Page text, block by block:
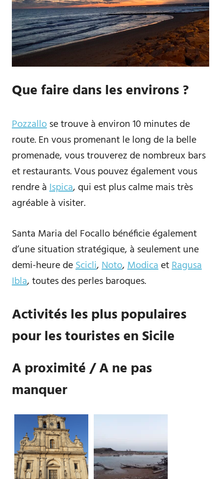
Que faire dans les environs ?
Pozzallose trouve à environ 10 minutes de
route. En vous promenant le long de la belle
promenade, vous trouverez de nombreux bars
et restaurants. Vous pouvez également vous
rendre àIspica, qui est plus calme mais très
agréable à visiter.
Santa Maria del Focallo bénéficie également
d’une situation stratégique, à seulement une
demi-heure deScicli,Noto,ModicaetRagusa
Ibla, toutes des perles baroques.
Activités les plus populaires
pour les touristes en Sicile
A proximité / A ne pas
manquer